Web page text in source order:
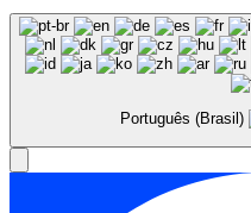
Português (Brasil)